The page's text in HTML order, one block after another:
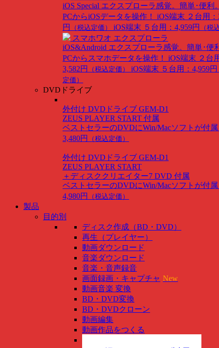
iOS Special エクスプローラ感覚。簡単･便利
PCからiOSデータを操作！ iOS端末 ２台用：
円
（税込定価） iOS端末 ５台用：4,959円 （税
スマホワオ エクスプローラ
iOS&Android エクスプローラ感覚。簡単･便
PCからスマホデータを操作！ iOS端末 ２台
3,582円
（税込定価） iOS端末 ５台用：4,959円
定価）
DVDドライブ
外付け DVDドライブ GEM-D1
ZEUS PLAYER START 付属
ベストセラーのDVDにWin/Macソフトが付
3,480円
（税込定価）
外付け DVDドライブ GEM-D1
ZEUS PLAYER START
＋ディスククリエイター7 DVD 付属
ベストセラーのDVDにWin/Macソフトが付
4,980円
（税込定価）
製品
目的別
ディスク作成（BD・DVD）
再生（プレイヤー）
動画ダウンロード
音楽ダウンロード
音楽・音声録音
画面録画・キャプチャ New
動画音楽 変換
BD・DVD変換
BD・DVDクローン
動画編集
動画作品をつくる